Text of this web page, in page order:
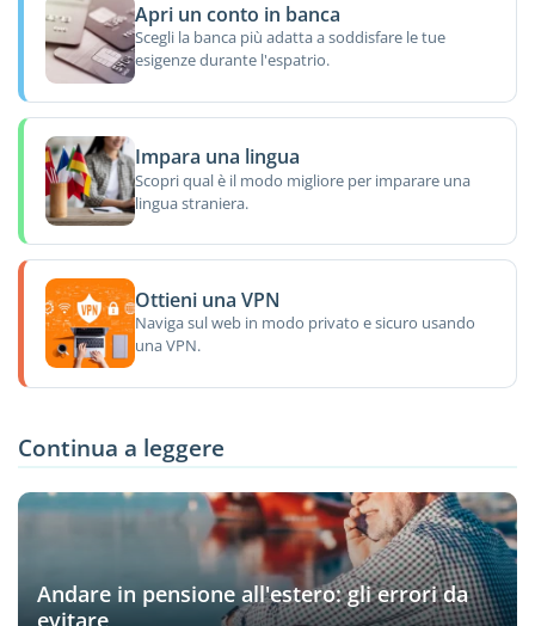
Apri un conto in banca
Scegli la banca più adatta a soddisfare le tue
esigenze durante l'espatrio.
Impara una lingua
Scopri qual è il modo migliore per imparare una
lingua straniera.
Ottieni una VPN
Naviga sul web in modo privato e sicuro usando
una VPN.
Continua a leggere
Andare in pensione all'estero: gli errori da
evitare